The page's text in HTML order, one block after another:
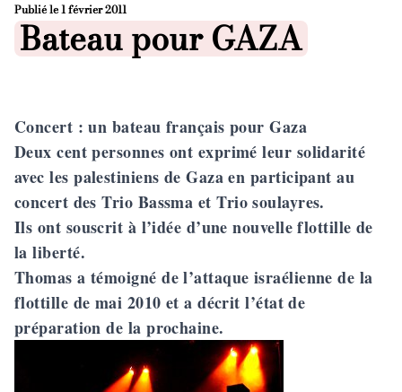
Publié le1 février 2011
Posted in
Bateau pour GAZA
Concert : un bateau français pour Gaza
Deux cent personnes ont exprimé leur solidarité
avec les palestiniens de Gaza en participant au
concert desTrio Bassma etTrio soulayres.
Ils ont souscrit à l’idée d’une nouvelle flottille de
la liberté.
Thomas a témoigné de l’attaque israélienne de la
flottille de mai 2010 et a décrit l’état de
préparation de la prochaine.